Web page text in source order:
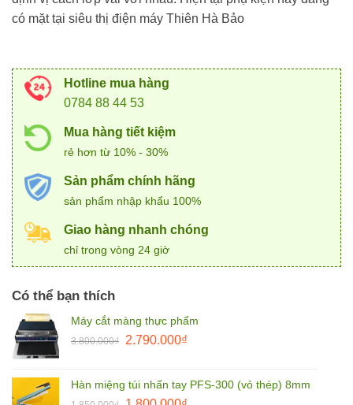
có mặt tại siêu thị điện máy Thiên Hà Bảo
Hotline mua hàng
0784 88 44 53
Mua hàng tiết kiệm
rẻ hơn từ 10% - 30%
Sản phẩm chính hãng
sản phẩm nhập khẩu 100%
Giao hàng nhanh chóng
chỉ trong vòng 24 giờ
Có thể bạn thích
Máy cắt màng thực phẩm
3.800.000₫
Giá
3.800.000₫.
2.790.000₫Giá
là:
Hàn miệng túi nhấn tay PFS-300 (vỏ thép) 8mm